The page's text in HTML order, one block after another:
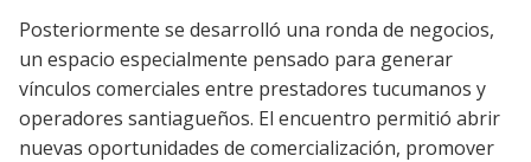
Posteriormente se desarrolló una ronda de negocios,
un espacio especialmente pensado para generar
vínculos comerciales entre prestadores tucumanos y
operadores santiagueños. El encuentro permitió abrir
nuevas oportunidades de comercialización, promover